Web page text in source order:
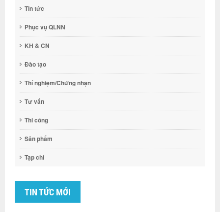
Tin tức
Phục vụ QLNN
KH & CN
Đào tạo
Thí nghiệm/Chứng nhận
Tư vấn
Thi công
Sản phẩm
Tạp chí
TIN TỨC MỚI